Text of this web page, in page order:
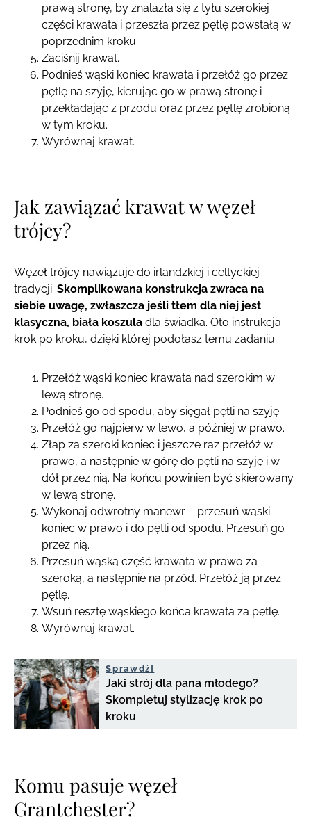
prawą stronę, by znalazła się z tyłu szerokiej
części krawata i przeszła przez pętlę powstałą w
poprzednim kroku.
Zaciśnij krawat.
Podnieś wąski koniec krawata i przełóż go przez
pętlę na szyję, kierując go w prawą stronę i
przekładając z przodu oraz przez pętlę zrobioną
w tym kroku.
Wyrównaj krawat.
Jak zawiązać krawat w węzeł
trójcy?
Węzeł trójcy nawiązuje do irlandzkiej i celtyckiej
tradycji. Skomplikowana konstrukcja zwraca na
siebie uwagę, zwłaszcza jeśli tłem dla niej jest
klasyczna, biała koszula dla świadka. Oto instrukcja
krok po kroku, dzięki której podołasz temu zadaniu.
Przełóż wąski koniec krawata nad szerokim w
lewą stronę.
Podnieś go od spodu, aby sięgał pętli na szyję.
Przełóż go najpierw w lewo, a później w prawo.
Złap za szeroki koniec i jeszcze raz przełóż w
prawo, a następnie w górę do pętli na szyję i w
dół przez nią. Na końcu powinien być skierowany
w lewą stronę.
Wykonaj odwrotny manewr – przesuń wąski
koniec w prawo i do pętli od spodu. Przesuń go
przez nią.
Przesuń wąską część krawata w prawo za
szeroką, a następnie na przód. Przełóż ją przez
pętlę.
Wsuń resztę wąskiego końca krawata za pętlę.
Wyrównaj krawat.
Sprawdź!
Jaki strój dla pana młodego?
Skompletuj stylizację krok po
kroku
Komu pasuje węzeł
Grantchester?